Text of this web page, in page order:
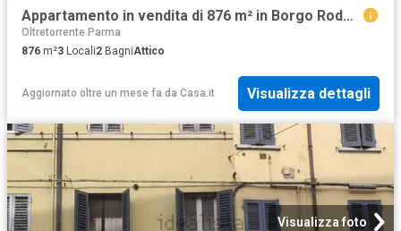
Appartamento in vendita di 876 m² in Borgo Rodolfo Tanzi, 9
Oltretorrente Parma
876 m²3 Locali2 BagniAttico
Aggiornato oltre un mese fa da Casa.it Visualizza dettagli
Visualizza foto